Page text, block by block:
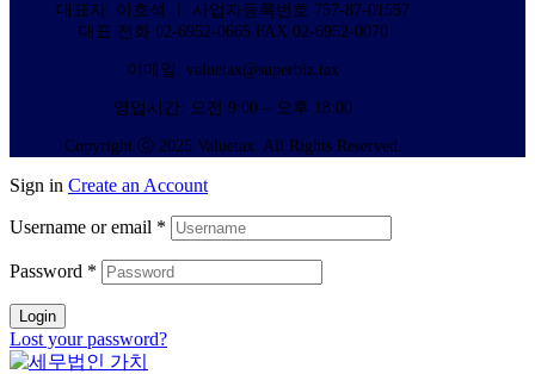
대표자: 이호석 ㅣ 사업자등록번호 757-87-01557
대표 전화 02-6952-0665 FAX 02-6952-0070
이메일: valuetax@superbiz.tax
영업시간: 오전 9:00 – 오후 18:00
Copyright ⓒ 2025 Valuetax. All Rights Reserved.
Sign in Create an Account
Username or email *
Password *
Login
Lost your password?